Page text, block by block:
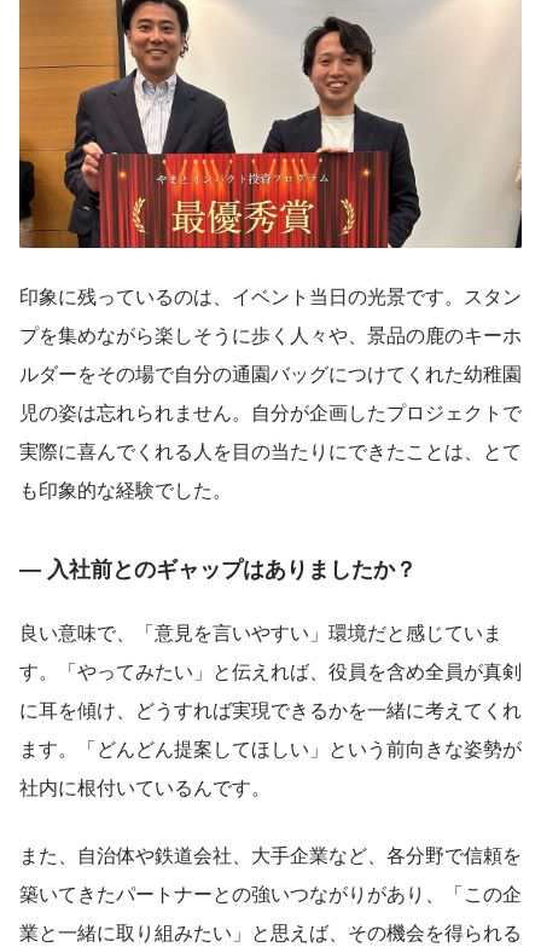
印象に残っているのは、イベント当日の光景です。スタン
プを集めながら楽しそうに歩く人々や、景品の鹿のキーホ
ルダーをその場で自分の通園バッグにつけてくれた幼稚園
児の姿は忘れられません。自分が企画したプロジェクトで
実際に喜んでくれる人を目の当たりにできたことは、とて
も印象的な経験でした。
― 入社前とのギャップはありましたか？
良い意味で、「意見を言いやすい」環境だと感じていま
す。「やってみたい」と伝えれば、役員を含め全員が真剣
に耳を傾け、どうすれば実現できるかを一緒に考えてくれ
ます。「どんどん提案してほしい」という前向きな姿勢が
社内に根付いているんです。
また、自治体や鉄道会社、大手企業など、各分野で信頼を
築いてきたパートナーとの強いつながりがあり、「この企
業と一緒に取り組みたい」と思えば、その機会を得られる